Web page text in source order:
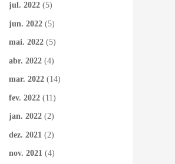
jul. 2022 (5)
jun. 2022 (5)
mai. 2022 (5)
abr. 2022 (4)
mar. 2022 (14)
fev. 2022 (11)
jan. 2022 (2)
dez. 2021 (2)
nov. 2021 (4)